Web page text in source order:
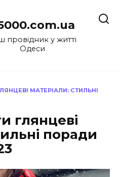
провідник у житті
Одеси
МАТЕРІАЛИ: СТИЛЬНІ
глянцеві
поради